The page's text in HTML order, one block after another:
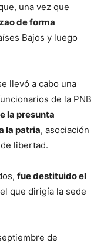
una vez que
de forma
Bajos y luego
llevó a cabo una
de la PNB
la presunta
la patria, asociación
libertad.
fue destituido el
que dirigía la sede
de